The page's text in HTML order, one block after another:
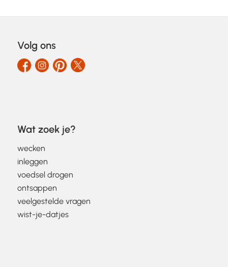
Volg ons
Wat zoek je?
wecken
inleggen
voedsel drogen
ontsappen
veelgestelde vragen
wist-je-datjes